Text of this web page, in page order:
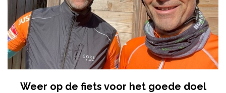
Weer op de fiets voor het goede doel